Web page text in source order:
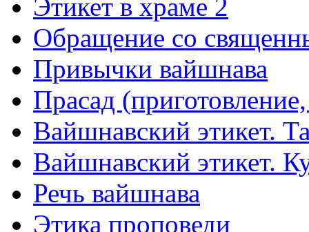
Этикет в храме 2
Обращение со
Привычки вайшнава
Прасад
Вайшнавский этикет.
Вайшнавский этикет.
Речь вайшнава
Этика проповеди